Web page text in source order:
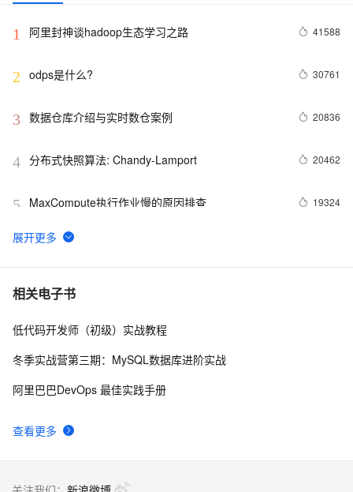
1 阿里封神谈hadoop生态学习之路 41588
2 odps是什么? 30761
3 数据仓库介绍与实时数仓案例 20836
4 分布式快照算法: Chandy-Lamport 20462
5 MaxCompute执行作业慢的原因排查 19324
6
独家专访阿里集团副总裁贾扬清：我为什么选择加入
7 【玩转数据系列六】文本分析算法实现新闻自动分类
8 如何轮播 DataV 大屏
相关电子书
查看更多
低代码开发师（初级）实战教程
冬季实战营第三期：MySQL数据库进阶实战
阿里巴巴DevOps 最佳实践手册